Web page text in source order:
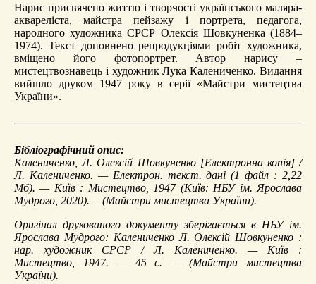
Нарис присвячено життю і творчості українського маляра-
аквареліста, майстра пейзажу і портрета, педагога,
народного художника СРСР Олексія Шовкуненка (1884–
1974). Текст доповнено репродукціями робіт художника,
вміщено його фотопортрет. Автор нарису –
мистецтвознавець і художник Лука Калениченко. Видання
вийшло друком 1947 року в серії «Майстри мистецтва
України».
Бібліографічний опис:
Калениченко, Л.Олексій Шовкуненко[Електронна копія] /
Л. Калениченко. — Електрон. текст. дані (1 файл : 2,22
Мб). — Київ : Мистецтво, 1947 (Київ: НБУ ім. Ярослава
Мудрого, 2020). —(Майстри мистецтва України).
Оригінал друкованого документу зберігається в НБУ ім.
Ярослава Мудрого: Калениченко Л. Олексій Шовкуненко :
нар. художник СРСР / Л. Калениченко. — Київ :
Мистецтво, 1947. — 45 с. — (Майстри мистецтва
України).